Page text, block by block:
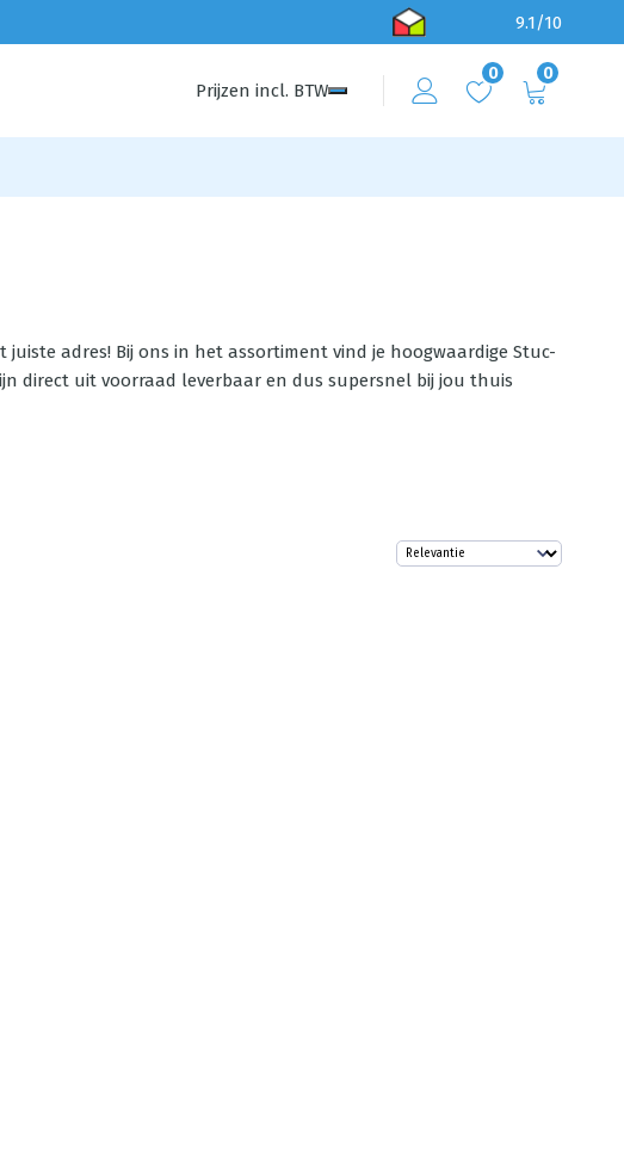
9.1/10
Prijzen incl. BTW
0 0
juiste adres! Bij ons in het assortiment vind je hoogwaardige Stuc-
direct uit voorraad leverbaar en dus supersnel bij jou thuis